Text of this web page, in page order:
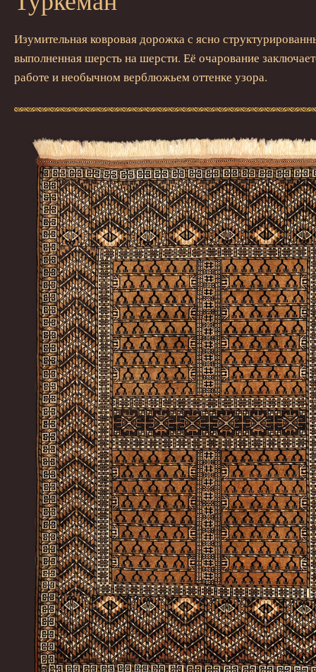
Изумительная ковровая дорожка с ясно
выполненная шерсть на шерсти. Её очарование
работе и необычном верблюжьем оттенке узора.